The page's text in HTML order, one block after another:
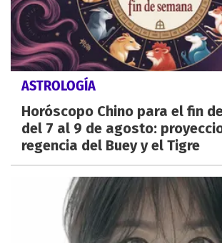
ASTROLOGÍA
Horóscopo Chino para el fin
del 7 al 9 de agosto:
regencia del Buey y el Tigre